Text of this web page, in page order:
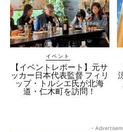
イベント
【イベントレポート】元サ
ッカー日本代表監督 フィリ
ップ・トルシエ氏が北海
道・仁木町を訪問！
-